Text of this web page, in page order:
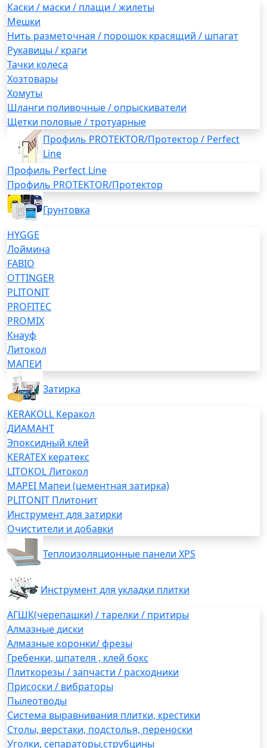
Каски / маски / плащи / жилеты
Мешки
Нить разметочная / порошок красящий / шпагат
Рукавицы / краги
Тачки колеса
Хозтовары
Хомуты
Шланги поливочные / опрыскиватели
Щетки половые / тротуарные
Профиль PROTEKTOR/Протектор / Perfect
Line
Профиль Perfect Line
Профиль PROTEKTOR/Протектор
Грунтовка
HYGGE
Лоймина
FABIO
OTTINGER
PLITONIT
PROFITEC
PROMIX
Кнауф
Литокол
МАПЕИ
Затирка
KERAKOLL Керакол
ДИАМАНТ
Эпоксидный клей
KERATEX кератекс
LITOKOL Литокол
MAPEI Мапеи (цементная затирка)
PLITONIT Плитонит
Инструмент для затирки
Очистители и добавки
Теплоизоляционные панели XPS
Инструмент для укладки плитки
АГШК(черепашки) / тарелки / притиры
Алмазные диски
Алмазные коронки/ фрезы
Гребенки, шпателя , клей бокс
Плиткорезы / запчасти / расходники
Присоски / вибраторы
Пылеотводы
Система выравнивания плитки, крестики
Столы, верстаки, подстолья, переноски
Уголки, сепараторы,струбцины